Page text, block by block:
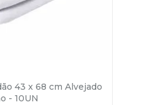
43 x 68 cm Alvejado
- 10UN